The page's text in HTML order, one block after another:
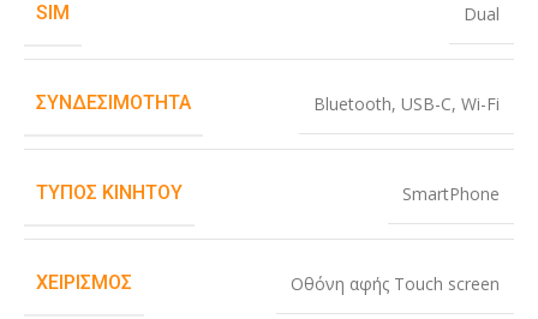
SIM Dual
ΣΥΝΔΕΣΙΜΌΤΗΤΑ Bluetooth, USB-C, Wi-Fi
ΤΎΠΟΣ ΚΙΝΗΤΟΎ SmartPhone
ΧΕΙΡΙΣΜΌΣ Οθόνη αφής Touch screen